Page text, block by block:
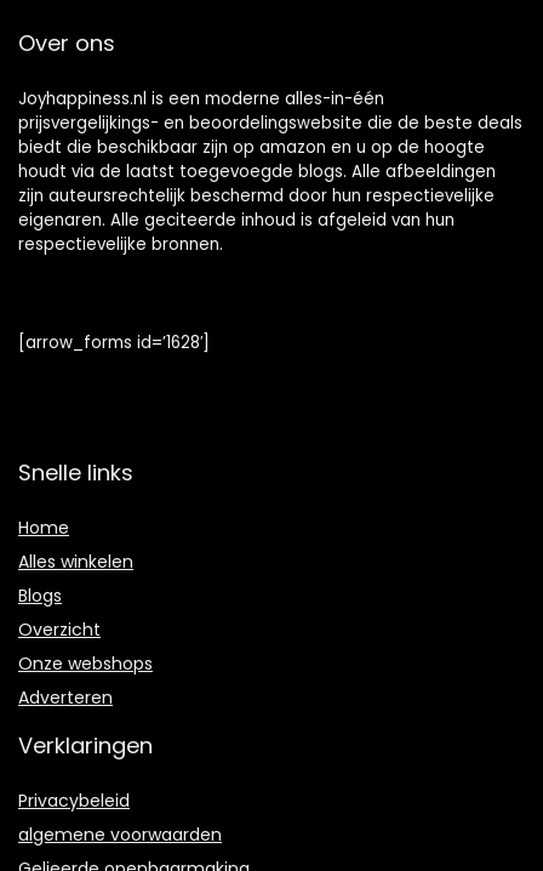
Over ons
Joyhappiness.nl is een moderne alles-in-één
prijsvergelijkings- en beoordelingswebsite die de beste deals
biedt die beschikbaar zijn op amazon en u op de hoogte
houdt via de laatst toegevoegde blogs. Alle afbeeldingen
zijn auteursrechtelijk beschermd door hun respectievelijke
eigenaren. Alle geciteerde inhoud is afgeleid van hun
respectievelijke bronnen.
[arrow_forms id=’1628′]
Snelle links
Home
Alles winkelen
Blogs
Overzicht
Onze webshops
Adverteren
Verklaringen
Privacybeleid
algemene voorwaarden